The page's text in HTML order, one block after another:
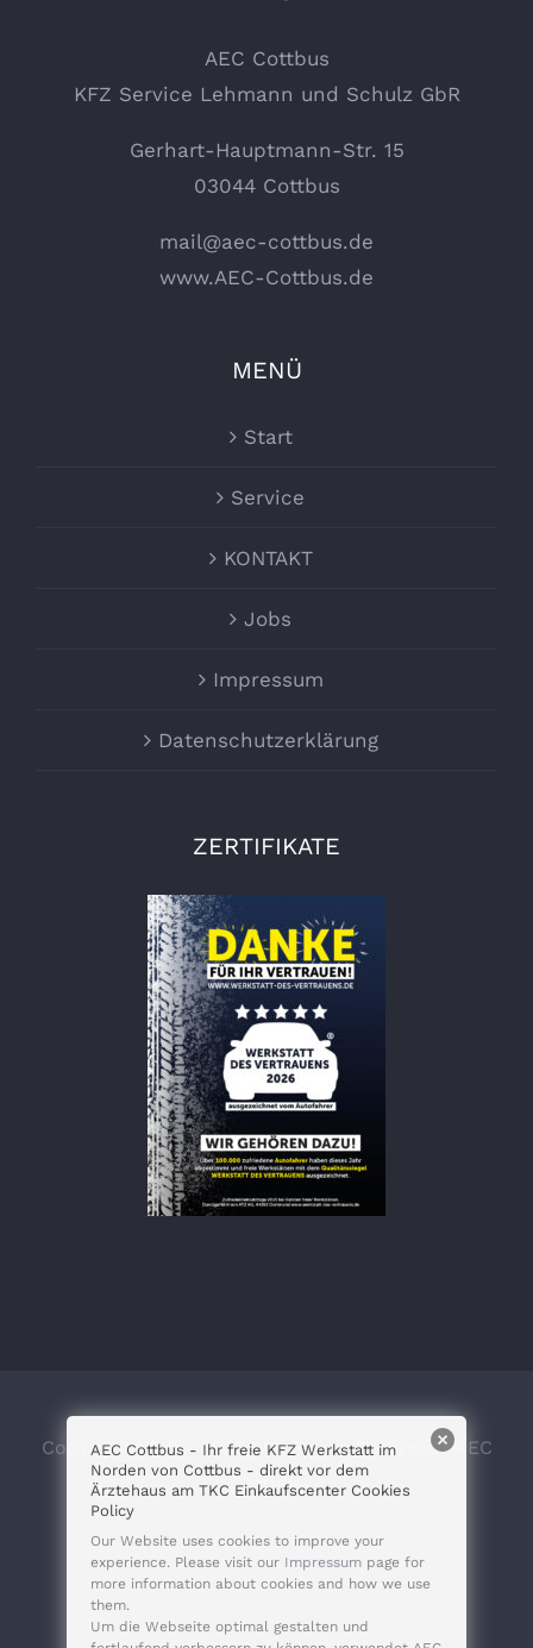
AEC Cottbus
KFZ Service Lehmann und Schulz GbR
Gerhart-Hauptmann-Str. 15
03044 Cottbus
mail@aec-cottbus.de
www.AEC-Cottbus.de
MENÜ
Start
Service
KONTAKT
Jobs
Impressum
Datenschutzerklärung
ZERTIFIKATE
Copyright 2012 - 2026 | All Rights Reserved | AEC
Cottbus
AEC Cottbus - Ihr freie KFZ Werkstatt im
Norden von Cottbus - direkt vor dem
Ärztehaus am TKC Einkaufscenter Cookies
Policy
Our Website uses cookies to improve your
experience. Please visit our Impressum page for
more information about cookies and how we use
them.
Um die Webseite optimal gestalten und